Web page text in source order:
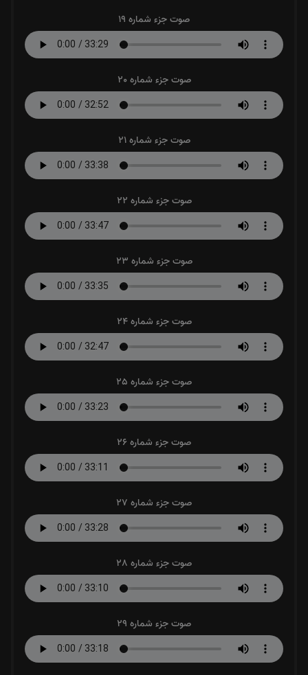
صوت جزء شماره 19
صوت جزء شماره 20
صوت جزء شماره 21
صوت جزء شماره 22
صوت جزء شماره 23
صوت جزء شماره 24
صوت جزء شماره 25
صوت جزء شماره 26
صوت جزء شماره 27
صوت جزء شماره 28
صوت جزء شماره 29